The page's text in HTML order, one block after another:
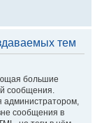
тем
большие
сообщения.
администратором,
сообщения в